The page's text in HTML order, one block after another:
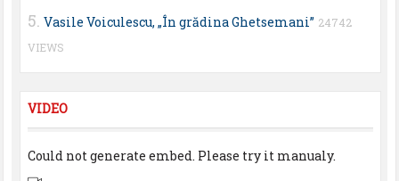
Vasile Voiculescu, „În grădina Ghetsemani” 24742
VIEWS
VIDEO
Could not generate embed. Please try it manualy.